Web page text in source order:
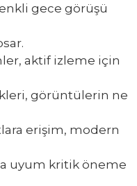
gece görüşü
aktif izleme için
görüntülerin ne
erişim, modern
uyum kritik öneme